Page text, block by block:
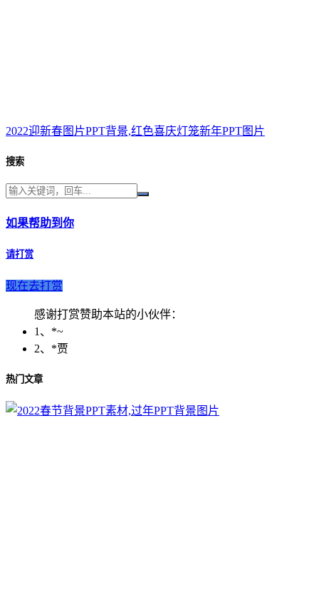
2022迎新春图片PPT背景,红色喜庆灯笼新年PPT图片
搜索
如果帮助到你
请打赏
现在去打赏
感谢打赏赞助本站的小伙伴：
1、*~
2、*贾
热门文章